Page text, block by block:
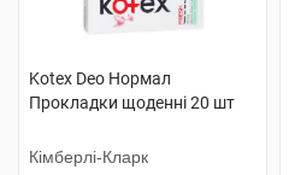
Kotex Deo Нормал
Прокладки щоденні 20 шт
Кімберлі-Кларк